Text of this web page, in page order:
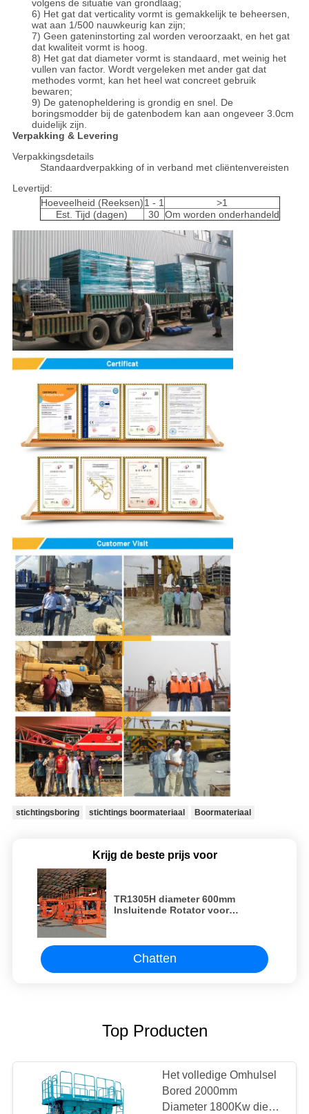
volgens de situatie van grondlaag;
6) Het gat dat verticality vormt is gemakkelijk te beheersen,
wat aan 1/500 nauwkeurig kan zijn;
7) Geen gateninstorting zal worden veroorzaakt, en het gat
dat kwaliteit vormt is hoog.
8) Het gat dat diameter vormt is standaard, met weinig het
vullen van factor. Wordt vergeleken met ander gat dat
methodes vormt, kan het heel wat concreet gebruik
bewaren;
9) De gatenopheldering is grondig en snel. De
boringsmodder bij de gatenbodem kan aan ongeveer 3.0cm
duidelijk zijn.
Verpakking & Levering
Verpakkingsdetails
Standaardverpakking of in verband met cliëntenvereisten
Levertijd:
Hoeveelheid (Reeksen)1 - 1
>1
Est. Tijd (dagen)
30 Om worden onderhandeld
stichtingsboring stichtings boormateriaal Boormateriaal
Krijg de beste prijs voor
TR1305H diameter 600mm
Insluitende Rotator voor
Chatten
Top Producten
Het volledige Omhulsel
Bored 2000mm
Diameter 1800Kw die